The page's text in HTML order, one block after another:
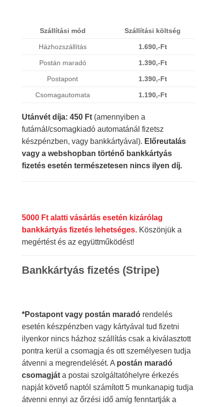
Szállítási mód Szállítási költség
Házhozszállítás 1.690,-Ft
Postán maradó 1.390,-Ft
Postapont 1.390,-Ft
Csomagautomata 1.190,-Ft
Utánvét díja: 450 Ft (amennyiben a
futárnál/csomagkiadó automatánál fizetsz
készpénzben, vagy bankkártyával). Előreutalás
vagy a webshopban történő bankkártyás
fizetés esetén természetesen nincs ilyen díj.
5000 Ft alatti vásárlás esetén kizárólag
bankkártyás fizetés lehetséges.Köszönjük a
megértést és az együttműködést!
Bankkártyás fizetés (Stripe)
*Postapont vagy postán maradórendelés
esetén készpénzben vagy kártyával tud fizetni
ilyenkor nincs házhoz szállítás csak a kiválasztott
pontra kerül a csomagja és ott személyesen tudja
átvenni a megrendelését. A postán maradó
csomagjáta postai szolgáltatóhelyre érkezés
napját követő naptól számított 5 munkanapig tudja
átvenni ennyi az őrzési idő amíg fenntartják a